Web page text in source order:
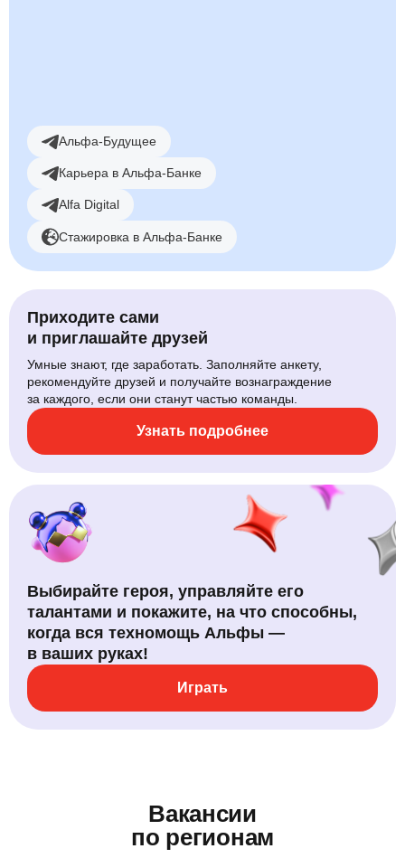
Карьера в Альфа-Банке
Альфа-Будущее
Alfa Digital
Стажировка в Альфа-Банке
Приходите сами
и приглашайте друзей
Умные знают, где заработать. Заполняйте анкету,
рекомендуйте друзей и получайте вознаграждение
за каждого, если они станут частью команды.
Узнать подробнее
Выбирайте героя, управляйте его
талантами и покажите, на что способны,
когда вся техномощь Альфы —
в ваших руках!
Играть
Вакансии
по регионам